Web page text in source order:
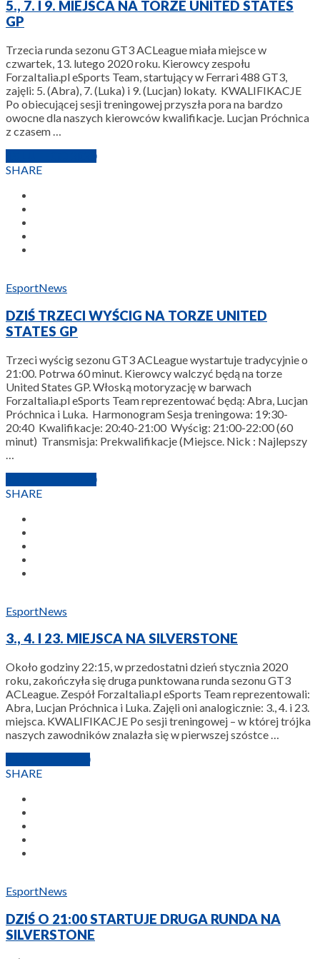
5., 7. I 9. MIEJSCA NA TORZE UNITED STATES
GP
Trzecia runda sezonu GT3 ACLeague miała miejsce w
czwartek, 13. lutego 2020 roku. Kierowcy zespołu
ForzaItalia.pl eSports Team, startujący w Ferrari 488 GT3,
zajęli: 5. (Abra), 7. (Luka) i 9. (Lucjan) lokaty. KWALIFIKACJE
Po obiecującej sesji treningowej przyszła pora na bardzo
owocne dla naszych kierowców kwalifikacje. Lucjan Próchnica
z czasem …
SHARE
EsportNews
DZIŚ TRZECI WYŚCIG NA TORZE UNITED
STATES GP
Trzeci wyścig sezonu GT3 ACLeague wystartuje tradycyjnie o
21:00. Potrwa 60 minut. Kierowcy walczyć będą na torze
United States GP. Włoską motoryzację w barwach
ForzaItalia.pl eSports Team reprezentować będą: Abra, Lucjan
Próchnica i Luka. Harmonogram Sesja treningowa: 19:30-
20:40 Kwalifikacje: 20:40-21:00 Wyścig: 21:00-22:00 (60
minut) Transmisja: Prekwalifikacje (Miejsce. Nick : Najlepszy
SHARE
EsportNews
3., 4. I 23. MIEJSCA NA SILVERSTONE
Około godziny 22:15, w przedostatni dzień stycznia 2020
roku, zakończyła się druga punktowana runda sezonu GT3
ACLeague. Zespół ForzaItalia.pl eSports Team reprezentowali:
Abra, Lucjan Próchnica i Luka. Zajęli oni analogicznie: 3., 4. i 23.
miejsca. KWALIFIKACJE Po sesji treningowej – w której trójka
naszych zawodników znalazła się w pierwszej szóstce …
SHARE
EsportNews
DZIŚ O 21:00 STARTUJE DRUGA RUNDA NA
SILVERSTONE